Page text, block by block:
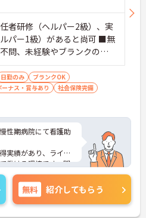
者研修（ヘルパー2級）、実
パー1級）があると尚可 ■無
問、未経験やブランクのあ
日勤のみ
ブランクOK
ーナス・賞与あり
社会保険完備
性期病院にて看護助
実績があり、ライフ
働ける環境です。閑
などが点在する中に
です☆
ポイントなど、さら
軽にご相談くださ
無料 紹介してもらう